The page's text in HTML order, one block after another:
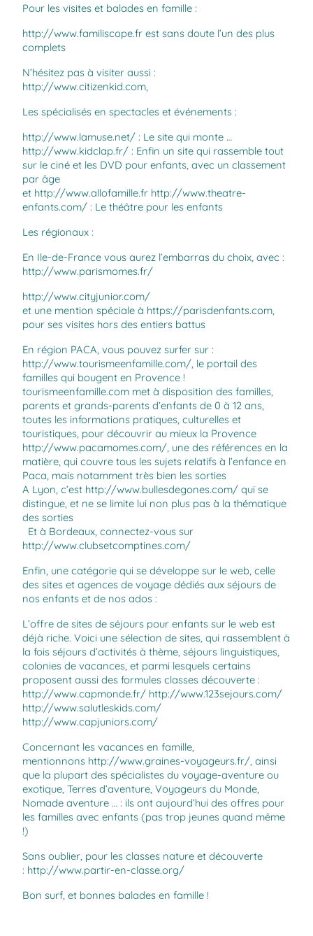
Pour les visites et balades en famille :
http://www.familiscope.fr est sans doute l’un des plus
complets
N’hésitez pas à visiter aussi :
http://www.citizenkid.com,
Les spécialisés en spectacles et événements :
http://www.lamuse.net/ : Le site qui monte …
http://www.kidclap.fr/ : Enfin un site qui rassemble tout
sur le ciné et les DVD pour enfants, avec un classement
par âge
et http://www.allofamille.fr http://www.theatre-
enfants.com/ : Le théâtre pour les enfants
Les régionaux :
En Ile-de-France vous aurez l’embarras du choix, avec :
http://www.parismomes.fr/
http://www.cityjunior.com/
et une mention spéciale à https://parisdenfants.com,
pour ses visites hors des entiers battus
En région PACA, vous pouvez surfer sur :
http://www.tourismeenfamille.com/, le portail des
familles qui bougent en Provence !
tourismeenfamille.com met à disposition des familles,
parents et grands-parents d’enfants de 0 à 12 ans,
toutes les informations pratiques, culturelles et
touristiques, pour découvrir au mieux la Provence
http://www.pacamomes.com/, une des références en la
matière, qui couvre tous les sujets relatifs à l’enfance en
Paca, mais notamment très bien les sorties
A Lyon, c’est http://www.bullesdegones.com/ qui se
distingue, et ne se limite lui non plus pas à la thématique
des sorties
Et à Bordeaux, connectez-vous sur
http://www.clubsetcomptines.com/
Enfin, une catégorie qui se développe sur le web, celle
des sites et agences de voyage dédiés aux séjours de
nos enfants et de nos ados :
L’offre de sites de séjours pour enfants sur le web est
déjà riche. Voici une sélection de sites, qui rassemblent à
la fois séjours d’activités à thème, séjours linguistiques,
colonies de vacances, et parmi lesquels certains
proposent aussi des formules classes découverte :
http://www.capmonde.fr/ http://www.123sejours.com/
http://www.salutleskids.com/
http://www.capjuniors.com/
Concernant les vacances en famille,
mentionnons http://www.graines-voyageurs.fr/, ainsi
que la plupart des spécialistes du voyage-aventure ou
exotique, Terres d’aventure, Voyageurs du Monde,
Nomade aventure … : ils ont aujourd’hui des offres pour
les familles avec enfants (pas trop jeunes quand même
!)
Sans oublier, pour les classes nature et découverte
: http://www.partir-en-classe.org/
Bon surf, et bonnes balades en famille !